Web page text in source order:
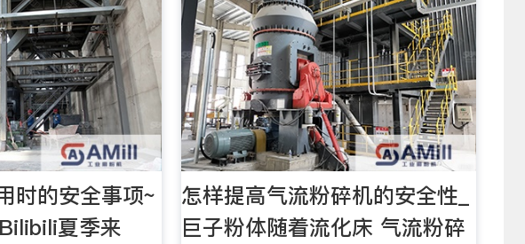
时的安全事项~
夏季来
怎样提高气流粉碎机的安全性_
巨子粉体随着流化床 气流粉碎